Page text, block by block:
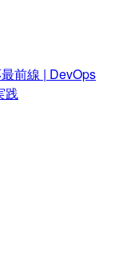
前線 | DevOps
践